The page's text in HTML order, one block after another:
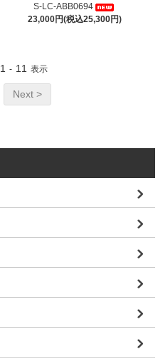
S-LC-ABB0694
23,000円(税込25,300円)
1 - 11 表示
Next >